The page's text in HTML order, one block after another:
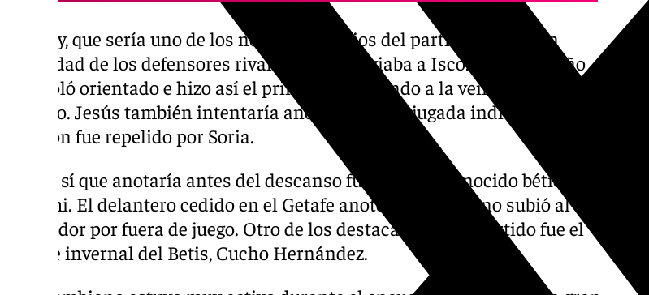
Antony, que sería uno de los nombres propios del partido, se iba con
habilidad de los defensores rivales y se la enviaba a Isco. El malagueño
controló orientado e hizo así el primer gol llegando a la veintena del
partido. Jesús también intentaría anotar con una jugada individual, pero
el balón fue repelido por Soria.
El que sí que anotaría antes del descanso fue un viejo conocido bético,
Juanmi. El delantero cedido en el Getafe anotó un gol, que no subió al
marcador por fuera de juego. Otro de los destacados en el partido fue el
fichaje invernal del Betis, Cucho Hernández.